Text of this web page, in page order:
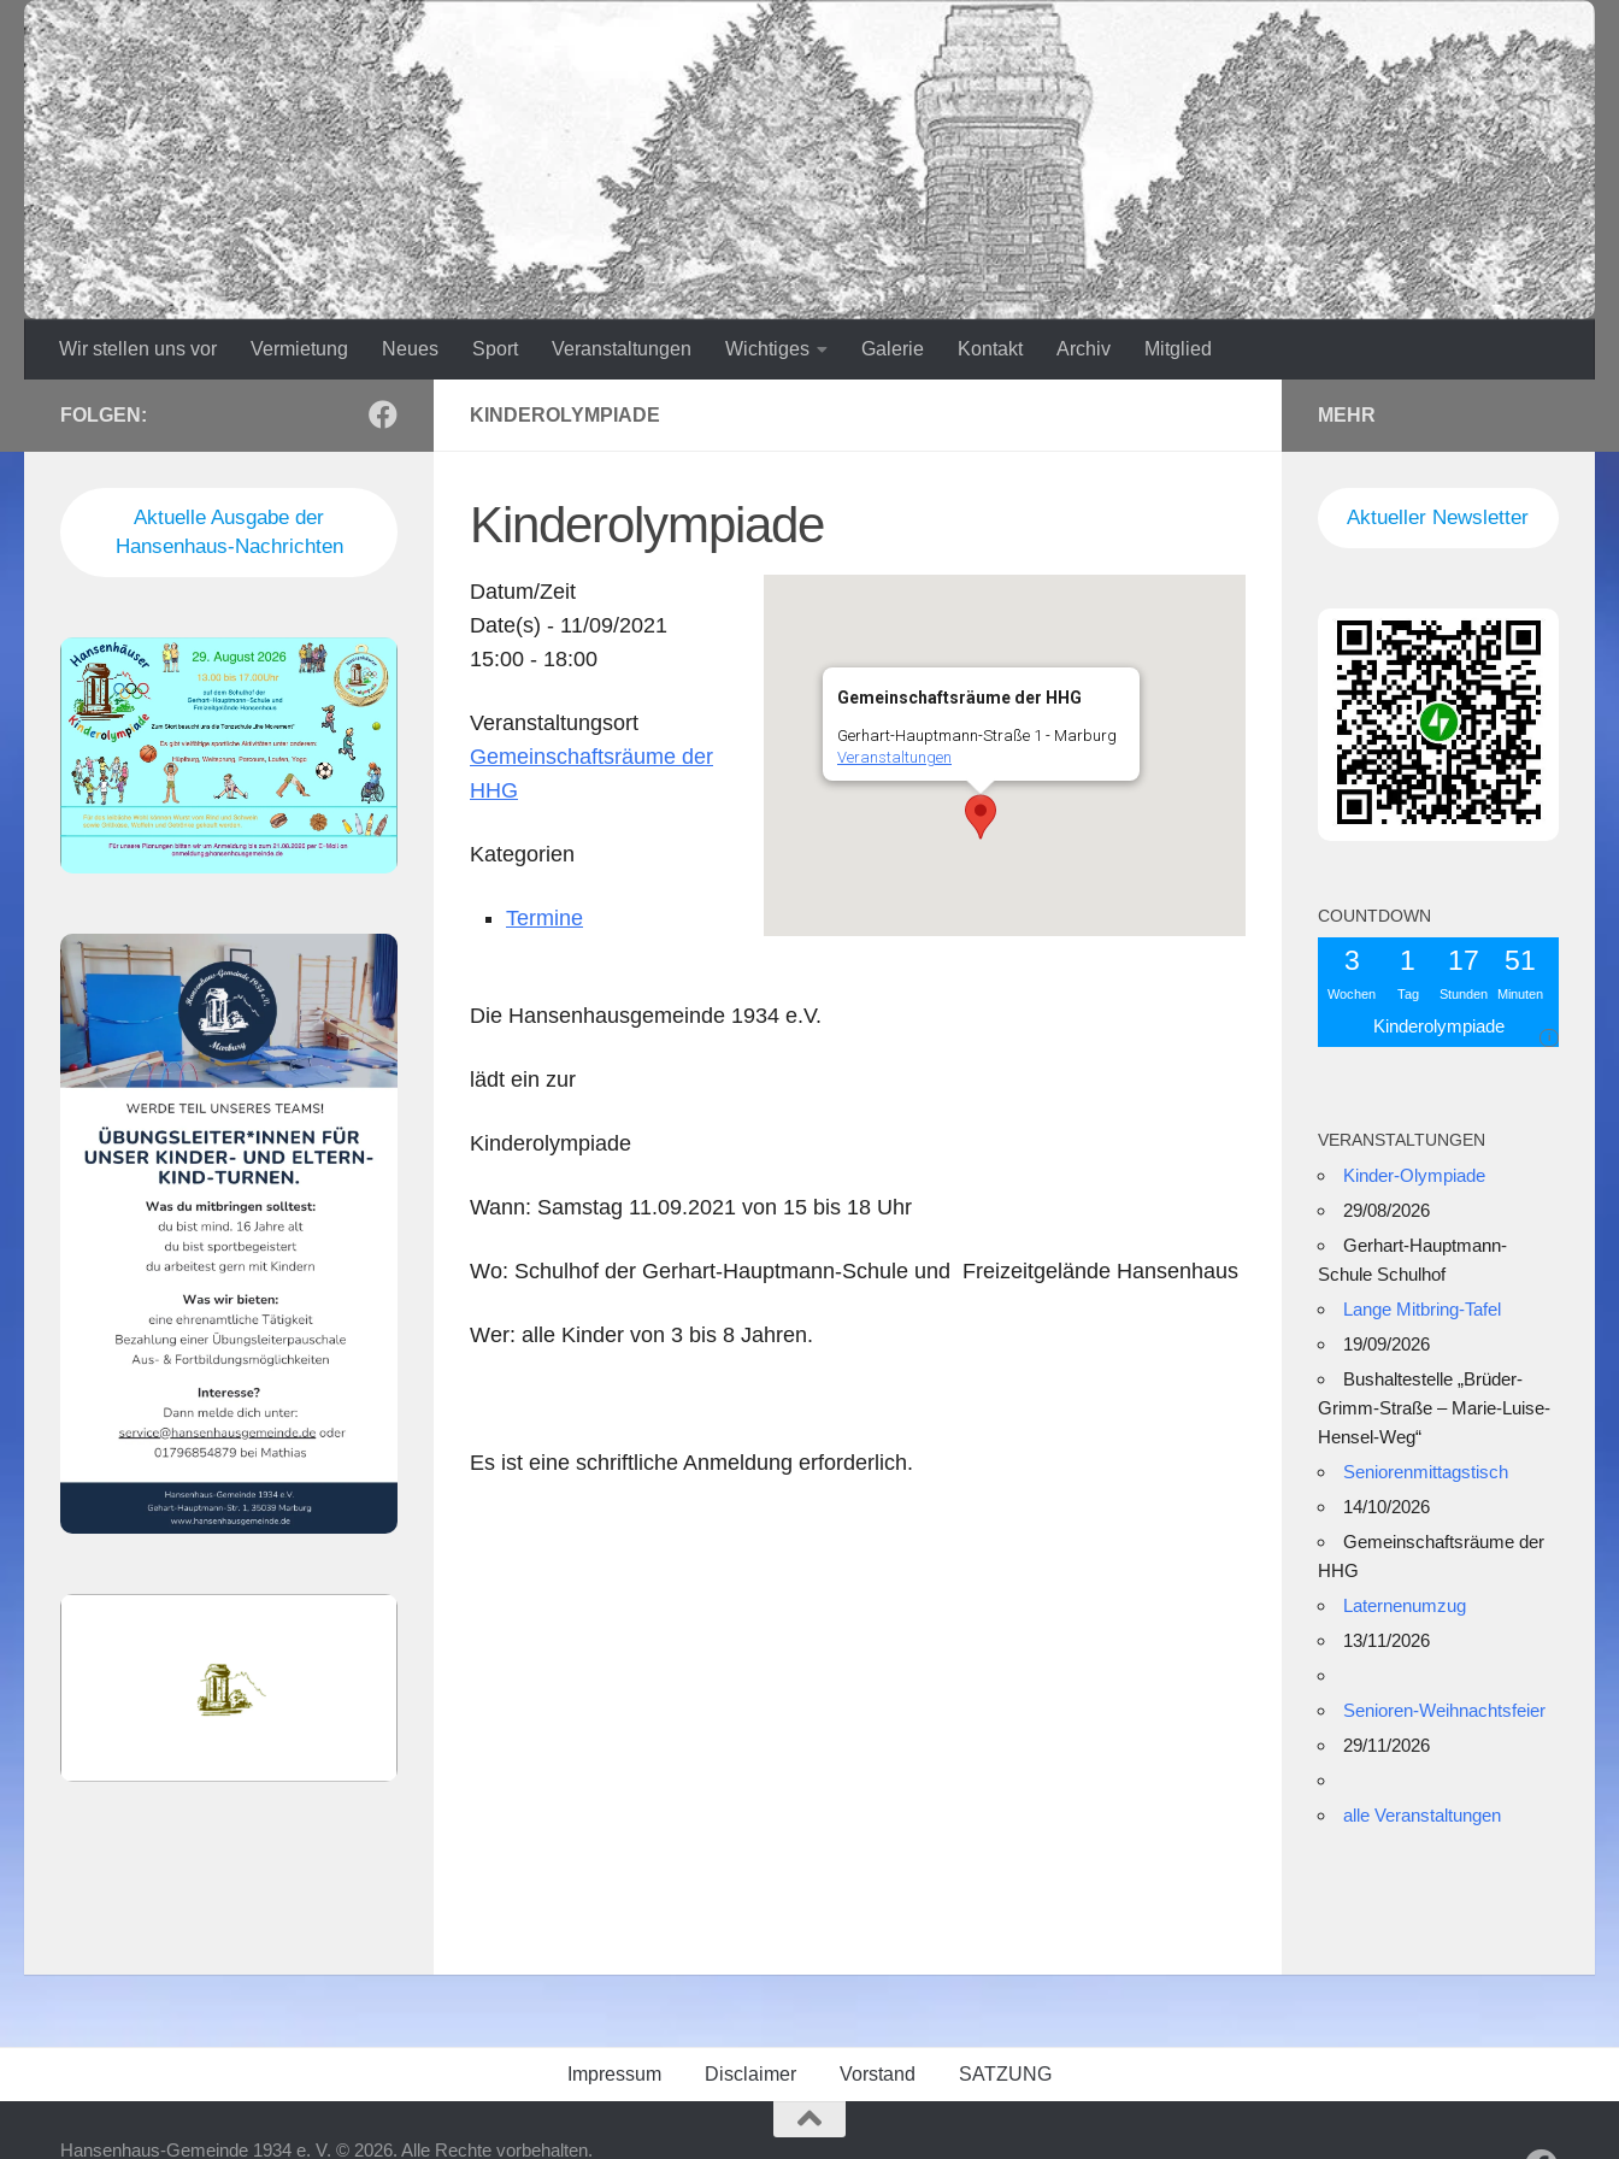
Zum Inhalt springen
Wir stellen uns vor Vermietung Neues Sport Veranstaltungen Wichtiges Galerie Kontakt Archiv Mitglied
KINDEROLYMPIADE
Kinderolympiade
Gemeinschaftsräume der HHG
Gerhart-Hauptmann-Straße 1 - Marburg
Veranstaltungen
Datum/Zeit
Date(s) - 11/09/2021
15:00 - 18:00
Veranstaltungsort
Gemeinschaftsräume der
HHG
Kategorien
Termine
Die Hansenhausgemeinde 1934 e.V.
lädt ein zur
Kinderolympiade
Wann: Samstag 11.09.2021 von 15 bis 18 Uhr
Wo: Schulhof der Gerhart-Hauptmann-Schule und Freizeitgelände Hansenhaus
Wer: alle Kinder von 3 bis 8 Jahren.
Es ist eine schriftliche Anmeldung erforderlich.
FOLGEN:
Aktuelle Ausgabe der
Hansenhaus-Nachrichten
MEHR
Aktueller Newsletter
COUNTDOWN
3
Wochen
1
Tag
17
Stunden
51
Minuten
Kinderolympiade
i
VERANSTALTUNGEN
Kinder-Olympiade
29/08/2026
Gerhart-Hauptmann-
Schule Schulhof
Lange Mitbring-Tafel
19/09/2026
Bushaltestelle „Brüder-
Grimm-Straße – Marie-Luise-
Hensel-Weg“
Seniorenmittagstisch
14/10/2026
Gemeinschaftsräume der
HHG
Laternenumzug
13/11/2026
Senioren-Weihnachtsfeier
29/11/2026
alle Veranstaltungen
Impressum Disclaimer Vorstand SATZUNG
Hansenhaus-Gemeinde 1934 e. V. © 2026. Alle Rechte vorbehalten.